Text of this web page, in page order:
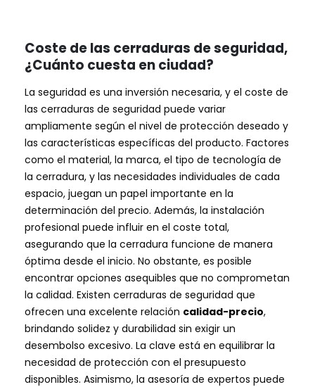
Coste de las cerraduras de seguridad,
¿Cuánto cuesta en ciudad?
La seguridad es una inversión necesaria, y el coste de
las cerraduras de seguridad puede variar
ampliamente según el nivel de protección deseado y
las características específicas del producto. Factores
como el material, la marca, el tipo de tecnología de
la cerradura, y las necesidades individuales de cada
espacio, juegan un papel importante en la
determinación del precio. Además, la instalación
profesional puede influir en el coste total,
asegurando que la cerradura funcione de manera
óptima desde el inicio. No obstante, es posible
encontrar opciones asequibles que no comprometan
la calidad. Existen cerraduras de seguridad que
ofrecen una excelente relación calidad-precio,
brindando solidez y durabilidad sin exigir un
desembolso excesivo. La clave está en equilibrar la
necesidad de protección con el presupuesto
disponibles. Asimismo, la asesoría de expertos puede